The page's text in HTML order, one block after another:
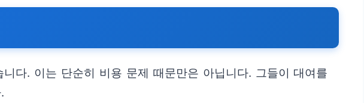
다. 이는 단순히 비용 문제 때문만은 아닙니다. 그들이 대여를